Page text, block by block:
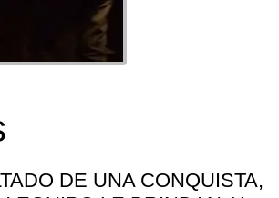
DE UNA CONQUISTA,